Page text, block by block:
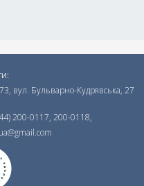
вул. Бульварно-Кудрявська, 27
200-0117, 200-0118,